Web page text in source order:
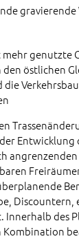
genutzte
östlichen
des